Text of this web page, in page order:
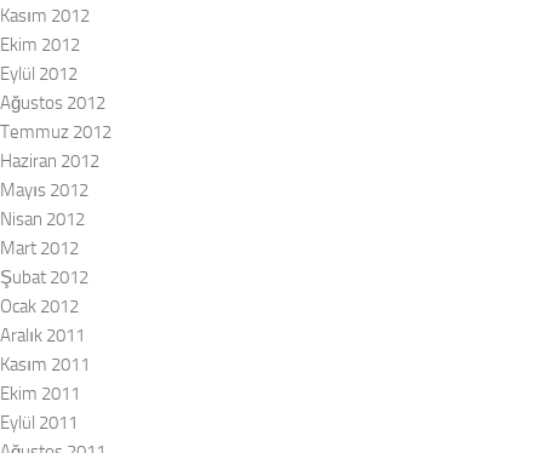
Kasım 2012
Ekim 2012
Eylül 2012
Ağustos 2012
Temmuz 2012
Haziran 2012
Mayıs 2012
Nisan 2012
Mart 2012
Şubat 2012
Ocak 2012
Aralık 2011
Kasım 2011
Ekim 2011
Eylül 2011